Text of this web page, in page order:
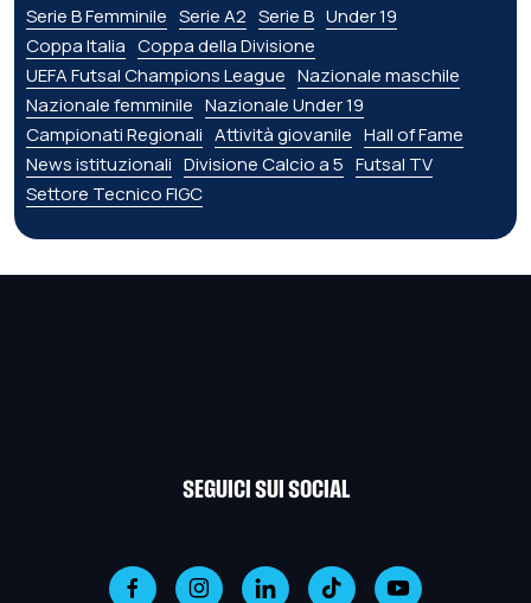
Serie B Femminile Serie A2 Serie B Under 19
Coppa Italia Coppa della Divisione
UEFA Futsal Champions League Nazionale maschile
Nazionale femminile Nazionale Under 19
Campionati Regionali Attività giovanile Hall of Fame
News istituzionali Divisione Calcio a 5 Futsal TV
Settore Tecnico FIGC
SEGUICI SUI SOCIAL